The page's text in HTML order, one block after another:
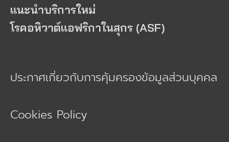
แนะนำบริการใหม่
โรคอหิวาต์แอฟริกาในสุกร (ASF)
ประกาศเกี่ยวกับการคุ้มครองข้อมูลส่วนบุคคล
Cookies Policy